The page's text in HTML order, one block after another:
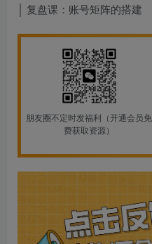
│ 复盘课：账号矩阵的搭建
朋友圈不定时发福利（开通会员免
费获取资源）